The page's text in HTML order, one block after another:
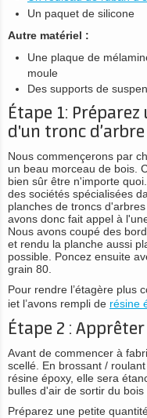
Un paquet de silicone
Autre matériel :
Une plaque de
moule
Des supports de
Étape 1:
d'un tronc d’arbre
Nous commençerons par
un beau morceau de bois.
bien sûr être n'importe
des sociétés spécialisées
planches de troncs
avons donc fait appel à
Nous avons coupé des
et rendu la planche aussi
possible. Poncez ensuite
grain 80.
Pour rendre l’étagère plus
iet l’avons rempli de résine
Étape 2 : Apprêter
Avant de commencer à
scellé. En brossant /
résine époxy, elle sera
bulles d'air de sortir du bois
Préparez une petite